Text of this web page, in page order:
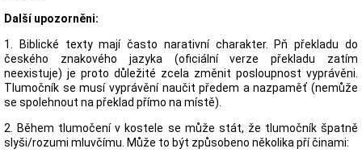
Další upozorněni:
1. Biblické texty mají často narativní charakter. Pň překladu do
českého znakového jazyka (oficiální verze překladu zatím
neexistuje) je proto důležité zcela změnit posloupnost vyprávěni.
Tlumočník se musí vyprávění naučit předem a nazpaměť (nemůže
se spolehnout na překlad přímo na místě).
2. Během tlumočení v kostele se může stát, že tlumočník špatně
slyši/rozumi mluvčímu. Může to být způsobeno několika pří činami: